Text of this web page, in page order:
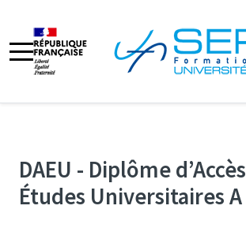
DAEU - Diplôme
Études Universitaires A